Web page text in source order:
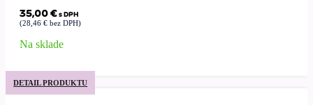
35,00€s DPH
(28,46 € bez DPH)
Na sklade
DETAIL PRODUKTU